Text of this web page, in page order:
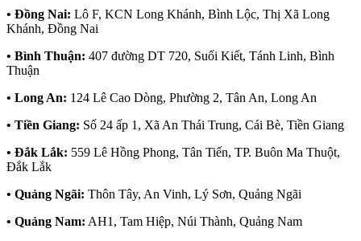
• Đồng Nai: Lô F, KCN Long Khánh, Bình Lộc, Thị Xã Long
Khánh, Đồng Nai
• Bình Thuận: 407 đường DT 720, Suối Kiết, Tánh Linh, Bình
Thuận
• Long An: 124 Lê Cao Dòng, Phường 2, Tân An, Long An
• Tiền Giang: Số 24 ấp 1, Xã An Thái Trung, Cái Bè, Tiền Giang
• Đắk Lắk: 559 Lê Hồng Phong, Tân Tiến, TP. Buôn Ma Thuột,
Đắk Lắk
• Quảng Ngãi: Thôn Tây, An Vinh, Lý Sơn, Quảng Ngãi
• Quảng Nam: AH1, Tam Hiệp, Núi Thành, Quảng Nam